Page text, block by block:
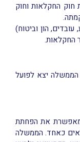
החקלאות וחוק
הון וביטוח)
החקלאות.
הממשלה יצא לפועל
מאפשרת את הפחתת
כאחד. הממשלה